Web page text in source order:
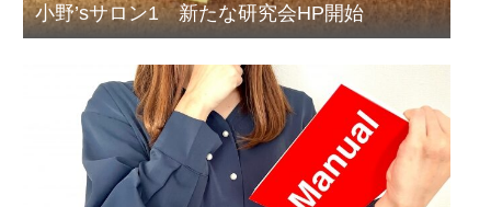
小野’sサロン1 新たな研究会HP開始